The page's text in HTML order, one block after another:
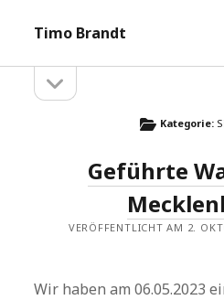
Timo Brandt
Seitenleiste
öffnen
Kategorie:
Geführte
VERÖFFENTLICHT AM 2.
Wir haben am 06.05.2023